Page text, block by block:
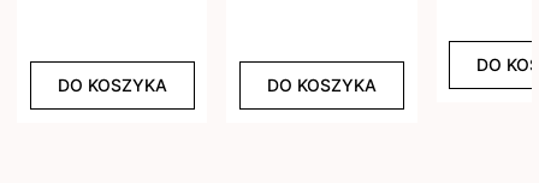
DO KOSZYKA DO KOSZYKA
DO